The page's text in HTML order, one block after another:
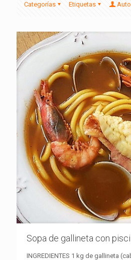
Categorías Etiquetas
Sopa de gallineta con
INGREDIENTES 1 kg de gallineta